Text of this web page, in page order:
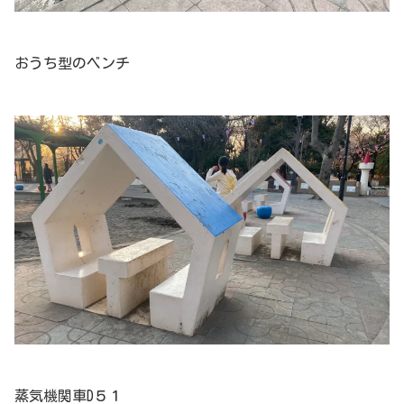
おうち型のベンチ
蒸気機関車D５１